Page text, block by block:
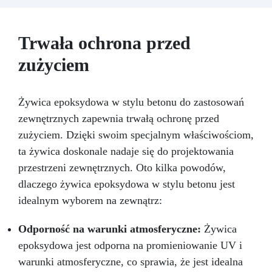
Koniec z wymówkami, wybierz odpowiedni dla
siebie rozmiar: początkujący, PRO lub ... XXL!
ZESTAW „DLA POCZĄTKUJĄCYCH” DO
STWORZENIA STOŁU Z DREWNA I ŻYWICY Nie
piękny i nowoczesny stół z drewna i żywicy?
Wreszcie mamy rozwiązanie, i to bez
wydawania fortuny! Zestaw DLA
POCZĄTKUJĄCYCH pozwoli Ci łatwo i szybko
stworzyć swój stół z drewna i żywicy. Zestaw
DLA POCZĄTKUJĄCYCH zawiera 9 kg
przezroczystej żywicy epoksydowej do odlewów
o grubości do 5 cm Błyszczącą folię
rozdzielającą "Shiny Shield" (wystarcza na
silikonową do uszczelniania (500g) ZESTAW do
polerowania (zestaw gąbek polerskich +
profesjonalna pasta polerska 3M) Szczegółową
instrukcję jak krok po kroku wykonać szalunek i
Trwała ochrona przed
zużyciem
Żywica epoksydowa w stylu betonu do zastosowań
zewnętrznych zapewnia trwałą ochronę przed
zużyciem. Dzięki swoim specjalnym właściwościom,
ta żywica doskonale nadaje się do projektowania
przestrzeni zewnętrznych. Oto kilka powodów,
dlaczego żywica epoksydowa w stylu betonu jest
idealnym wyborem na zewnątrz:
Odporność na warunki atmosferyczne: Żywica
epoksydowa jest odporna na promieniowanie UV i
warunki atmosferyczne, co sprawia, że jest idealna